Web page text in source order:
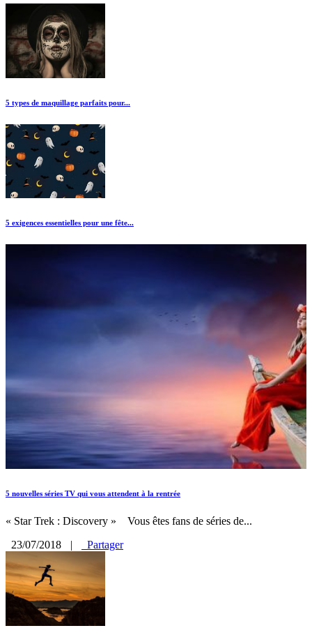
5 types de maquillage parfaits pour...
5 exigences essentielles pour une fête...
5 nouvelles séries TV qui vous attendent à la rentrée
« Star Trek : Discovery » Vous êtes fans de séries de...
23/07/2018
| Partager